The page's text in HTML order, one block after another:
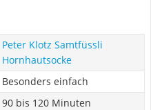
‎Peter Klotz Samtfüssli
Hornhautsocke
Besonders einfach
90 bis 120 Minuten